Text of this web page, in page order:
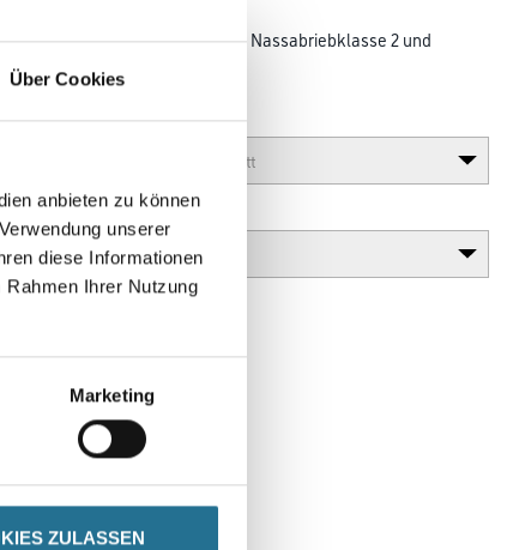
Über Cookies
anbieten zu können
unserer
diese Informationen
Ihrer Nutzung
Marketing
ZULASSEN
oder bezogen werden können. Nassabriebklasse 2 und
Glanzgrad
Variante